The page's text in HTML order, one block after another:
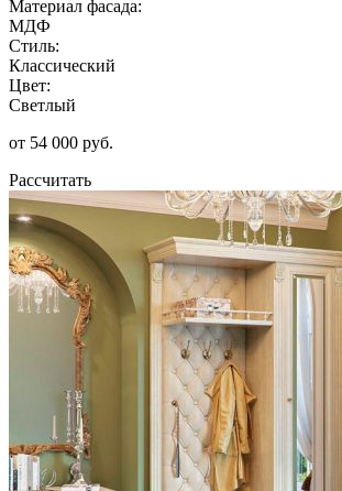
Материал фасада:
МДФ
Стиль:
Классический
Цвет:
Светлый
от 54 000 руб.
Рассчитать